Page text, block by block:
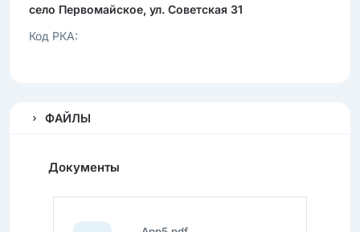
село Первомайское, ул. Советская 31
Код РКА:
ФАЙЛЫ
Документы